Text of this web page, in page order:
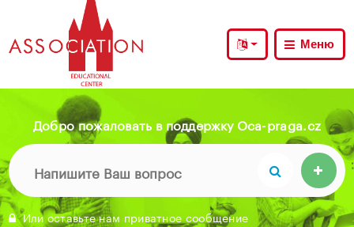
Меню
Добро пожаловать в поддержку Oca-praga.cz
Или оставьте нам приватное сообщение